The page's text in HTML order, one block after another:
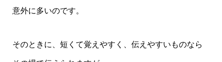
意外に多いのです。
そのときに、短くて覚えやすく、伝えやすいものなら